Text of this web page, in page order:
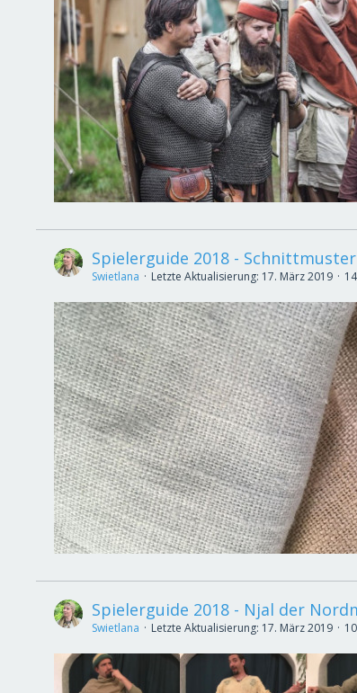
Spielerguide 2018 -
Swietlana Letzte Aktualisierung: 17. März 2019
Spielerguide 2018 - Njal der
Swietlana Letzte Aktualisierung: 17. März 2019